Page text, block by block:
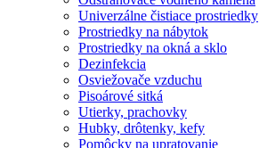
Univerzálne čistiace prostriedky
Prostriedky na nábytok
Prostriedky na okná a sklo
Dezinfekcia
Osviežovače vzduchu
Pisoárové sitká
Utierky, prachovky
Hubky, drôtenky, kefy
Pomôcky na upratovanie